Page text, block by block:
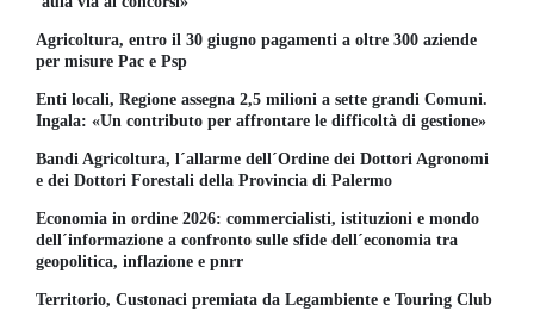
Agricoltura, entro il 30 giugno pagamenti a oltre 300 aziende
per misure Pac e Psp
Enti locali, Regione assegna 2,5 milioni a sette grandi Comuni.
Ingala: «Un contributo per affrontare le difficoltà di gestione»
Bandi Agricoltura, l´allarme dell´Ordine dei Dottori Agronomi
e dei Dottori Forestali della Provincia di Palermo
Economia in ordine 2026: commercialisti, istituzioni e mondo
dell´informazione a confronto sulle sfide dell´economia tra
geopolitica, inflazione e pnrr
Territorio, Custonaci premiata da Legambiente e Touring Club